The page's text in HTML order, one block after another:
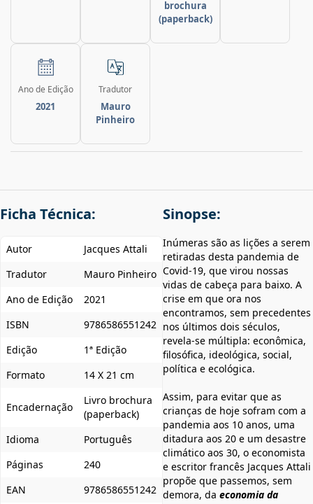
brochura
(paperback)
Ano de Edição
2021
Tradutor
Mauro
Pinheiro
Ficha Técnica:
Autor
Jacques Attali
Tradutor
Mauro Pinheiro
Ano de Edição
2021
ISBN
9786586551242
Edição
1ª Edição
Formato
14 X 21 cm
Encadernação
Livro brochura
(paperback)
Idioma
Português
Páginas
240
EAN
9786586551242
Sinopse:
Inúmeras são as lições a serem
retiradas desta pandemia de
Covid-19, que virou nossas
vidas de cabeça para baixo. A
crise em que ora nos
encontramos, sem precedentes
nos últimos dois séculos,
revela-se múltipla: econômica,
filosófica, ideológica, social,
política e ecológica.
Assim, para evitar que as
crianças de hoje sofram com a
pandemia aos 10 anos, uma
ditadura aos 20 e um desastre
climático aos 30, o economista
e escritor francês Jacques Attali
propõe que passemos, sem
demora, da economia da